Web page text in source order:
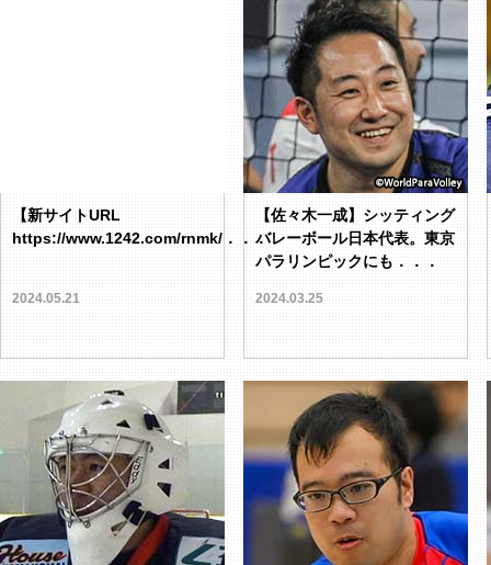
【新サイトURL
https://www.1242.com/rnmk/．．．
2024.05.21
【佐々木一成】シッティング
バレーボール日本代表。東京
パラリンピックにも．．．
2024.03.25